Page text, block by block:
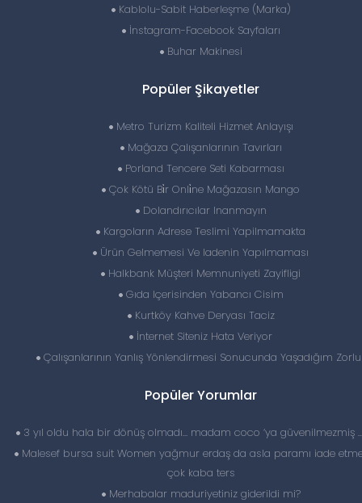
Kablolu-Sabit Haberleşme (Marka)
İnstagram-Facebook Sayfaları
Buhar Makinesi
Popüler Şikayetler
Metro Turizm Kaliteli Hizmet Anlayışı
Mağaza Çalışanlarının Tavırları
Porland Tencere Seti Kabarması
Çok Kötü Bi̇r Onli̇ne Mağazasın Mango
Dolandırıcılar Inanmayın
Kargoların Adrese Teslimi Yapilmamakta
Ürün Gelmemesi Ve Iadenin Yapılmaması
Halkbank Müşteri Memnuniyeti Zayifligi
Gıda Içerisinden Yabancı Cisim
Kurtköy Kahve Deryası Taciz
İnternet Siteniz Hata Veriyor
Çalışanlarının Yanlış Yönlendirmesi Sonucunda Yaşadığım
Popüler Yorumlar
3 yıl oldu hala bir dönüş olmadı… madam coco ‘ya güvenilmezmiş
Malesef bursa suit Women yağmur erdaş da asla paramı iade
çok kaba ters
Merhabalar maduriyetiniz giderildi mi?